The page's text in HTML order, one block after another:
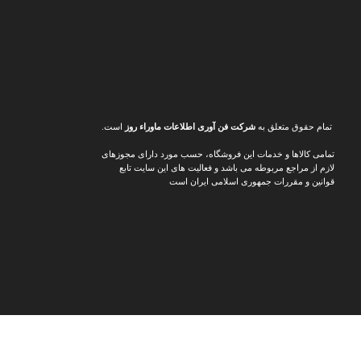
تمام حقوق متعلق بهشرکت فن آوری اطلاعات ماوراء روز است.
تمامی کالاها و خدمات این فروشگاه، حسب مورد دارای مجوزهای
لازم از مراجع مربوطه می باشد و فعالیت های این سایت تابع
قوانین و مقررات جمهوری اسلامی ایران است